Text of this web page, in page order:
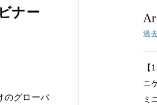
ナー
のグローバ
過
ニ
ミ